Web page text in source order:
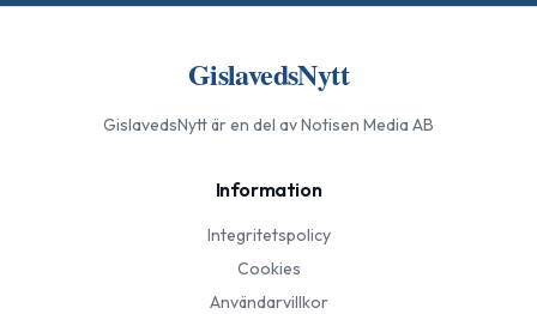
GislavedsNytt
GislavedsNyttär en del av Notisen Media AB
Information
Integritetspolicy
Cookies
Användarvillkor